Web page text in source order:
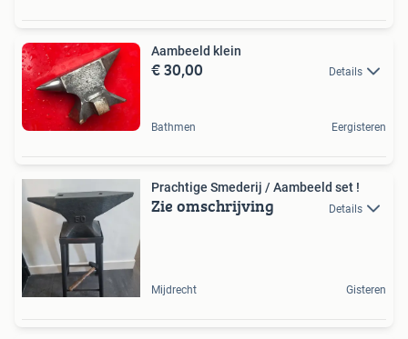
Aambeeld klein
€ 30,00 Details
Bathmen Eergisteren
Prachtige Smederij / Aambeeld set !
Zie omschrijving Details
Mijdrecht Gisteren